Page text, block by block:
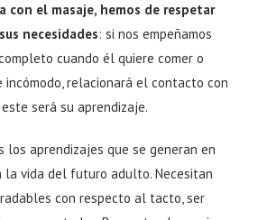
con el masaje, hemos de respetar
necesidades: si nos empeñamos
cuando él quiere comer o
relacionará el contacto con
será su aprendizaje.
los aprendizajes que se generan en
la vida del futuro adulto. Necesitan
con respecto al tacto, ser